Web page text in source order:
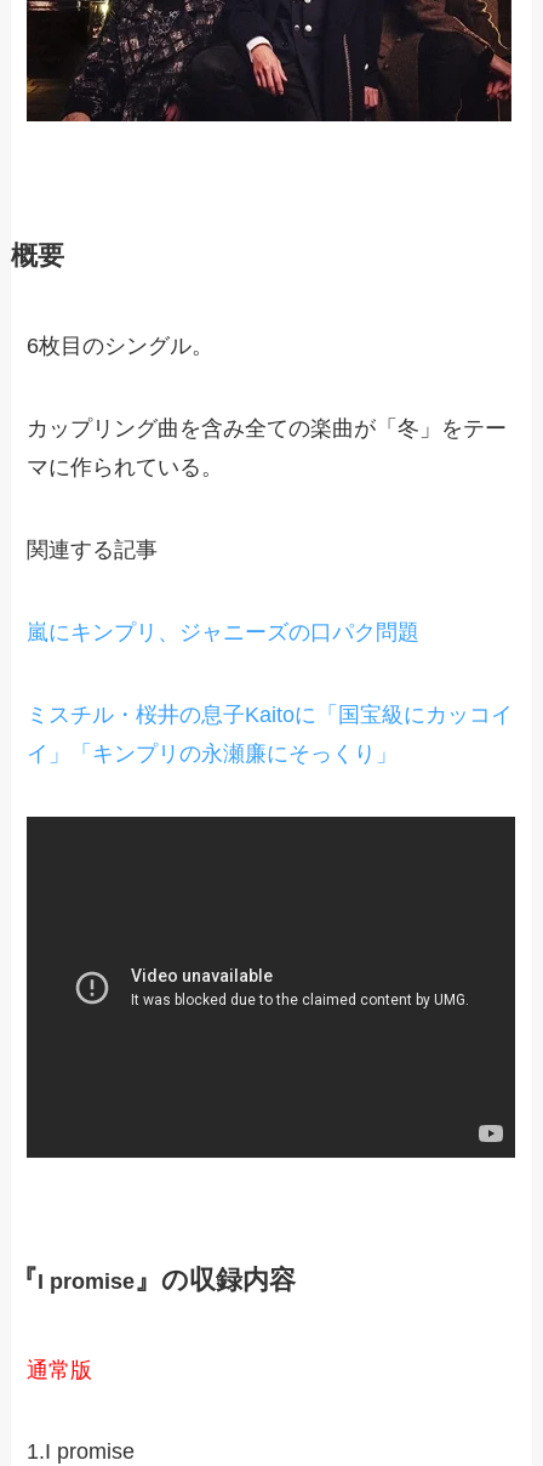
概要
6枚目のシングル。
カップリング曲を含み全ての楽曲が「冬」をテー
マに作られている。
関連する記事
嵐にキンプリ、ジャニーズの口パク問題
ミスチル・桜井の息子Kaitoに「国宝級にカッコイ
イ」「キンプリの永瀬廉にそっくり」
『I promise』の収録内容
通常版
1.I promise